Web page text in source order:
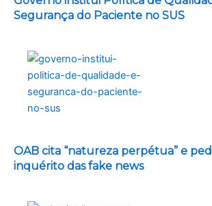
Segurança do Paciente no SUS
OAB cita “natureza perpétua” e
inquérito das fake news